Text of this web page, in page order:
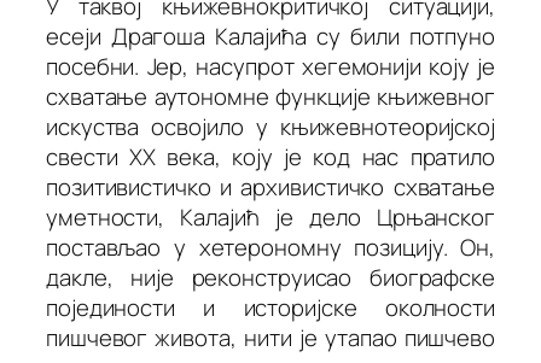
есеји Драгоша Калајића су били потпуно
посебни. Јер, насупрот хегемонији коју је
схватање аутономне функције књижевног
искуства освојило у књижевнотеоријској
свести XX века, коју је код нас пратило
позитивистичко и архивистичко схватање
уметности, Калајић је дело Црњанског
постављао у хетерономну позицију. Он,
дакле, није реконструисао биографске
појединости и историјске околности
пишчевог живота, нити је утапао пишчево